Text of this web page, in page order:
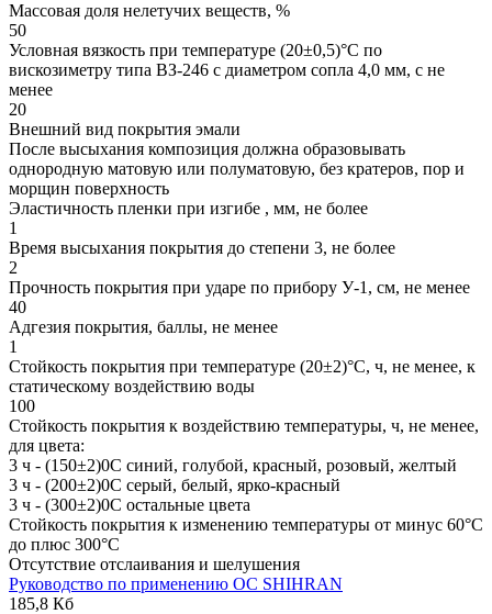
Массовая доля нелетучих веществ, %
50
Условная вязкость при температуре (20±0,5)°С по
вискозиметру типа ВЗ-246 с диаметром сопла 4,0 мм, с не
менее
20
Внешний вид покрытия эмали
После высыхания композиция должна образовывать
однородную матовую или полуматовую, без кратеров, пор и
морщин поверхность
Эластичность пленки при изгибе , мм, не более
1
Время высыхания покрытия до степени 3, не более
2
Прочность покрытия при ударе по прибору У-1, см, не менее
40
Адгезия покрытия, баллы, не менее
1
Стойкость покрытия при температуре (20±2)°С, ч, не менее, к
статическому воздействию воды
100
Стойкость покрытия к воздействию температуры, ч, не менее,
для цвета:
3 ч - (150±2)0С синий, голубой, красный, розовый, желтый
3 ч - (200±2)0С серый, белый, ярко-красный
3 ч - (300±2)0С остальные цвета
Стойкость покрытия к изменению температуры от минус 60°С
до плюс 300°С
Отсутствие отслаивания и шелушения
Руководство по применению ОС SHIHRAN
185,8 Кб